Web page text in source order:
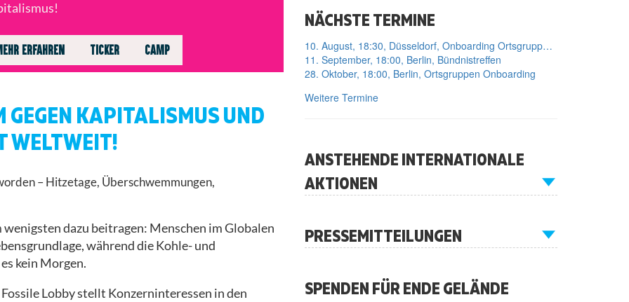
ERFAHREN TICKER CAMP
KAPITALISMUS UND
WELTWEIT!
– Hitzetage, Überschwemmungen,
dazu beitragen: Menschen im Globalen
während die Kohle- und
kein Morgen.
Lobby stellt Konzerninteressen in den
NÄCHSTE TERMINE
10. August, 18:30, Düsseldorf, Onboarding Ortsgruppe Düsseldorf
11. September, 18:00, Berlin, Bündnistreffen
28. Oktober, 18:00, Berlin, Ortsgruppen Onboarding
Weitere Termine
ANSTEHENDE INTERNATIONALE
AKTIONEN
PRESSEMITTEILUNGEN
SPENDEN FÜR ENDE GELÄNDE